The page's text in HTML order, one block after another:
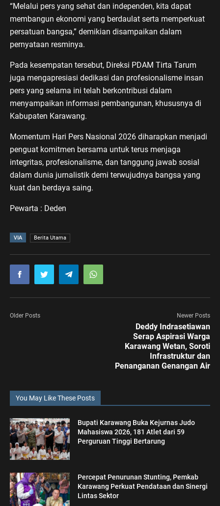
“Melalui pers yang sehat dan independen, kita dapat
membangun ekonomi yang berdaulat serta memperkuat
persatuan bangsa,” demikian disampaikan dalam
pernyataan resminya.
Pada kesempatan tersebut, Direksi PDAM Tirta Tarum
juga mengapresiasi dedikasi dan profesionalisme insan
pers yang selama ini telah berkontribusi dalam
menyampaikan informasi pembangunan, khususnya di
Kabupaten Karawang.
Momentum Hari Pers Nasional 2026 diharapkan menjadi
penguat komitmen bersama untuk terus menjaga
integritas, profesionalisme, dan tanggung jawab sosial
dalam dunia jurnalistik demi terwujudnya bangsa yang
kuat dan berdaya saing.
Pewarta : Deden
VIA Berita Utama
Older Posts Newer Posts
Deddy Indrasetiawan
Serap Aspirasi Warga
Karawang Wetan, Soroti
Infrastruktur dan
Penanganan Genangan Air
You May Like These Posts
Bupati Karawang Buka Kejurnas Judo
Mahasiswa 2026, 181 Atlet dari 59
Perguruan Tinggi Bertarung
Percepat Penurunan Stunting, Pemkab
Karawang Perkuat Pendataan dan Sinergi
Lintas Sektor